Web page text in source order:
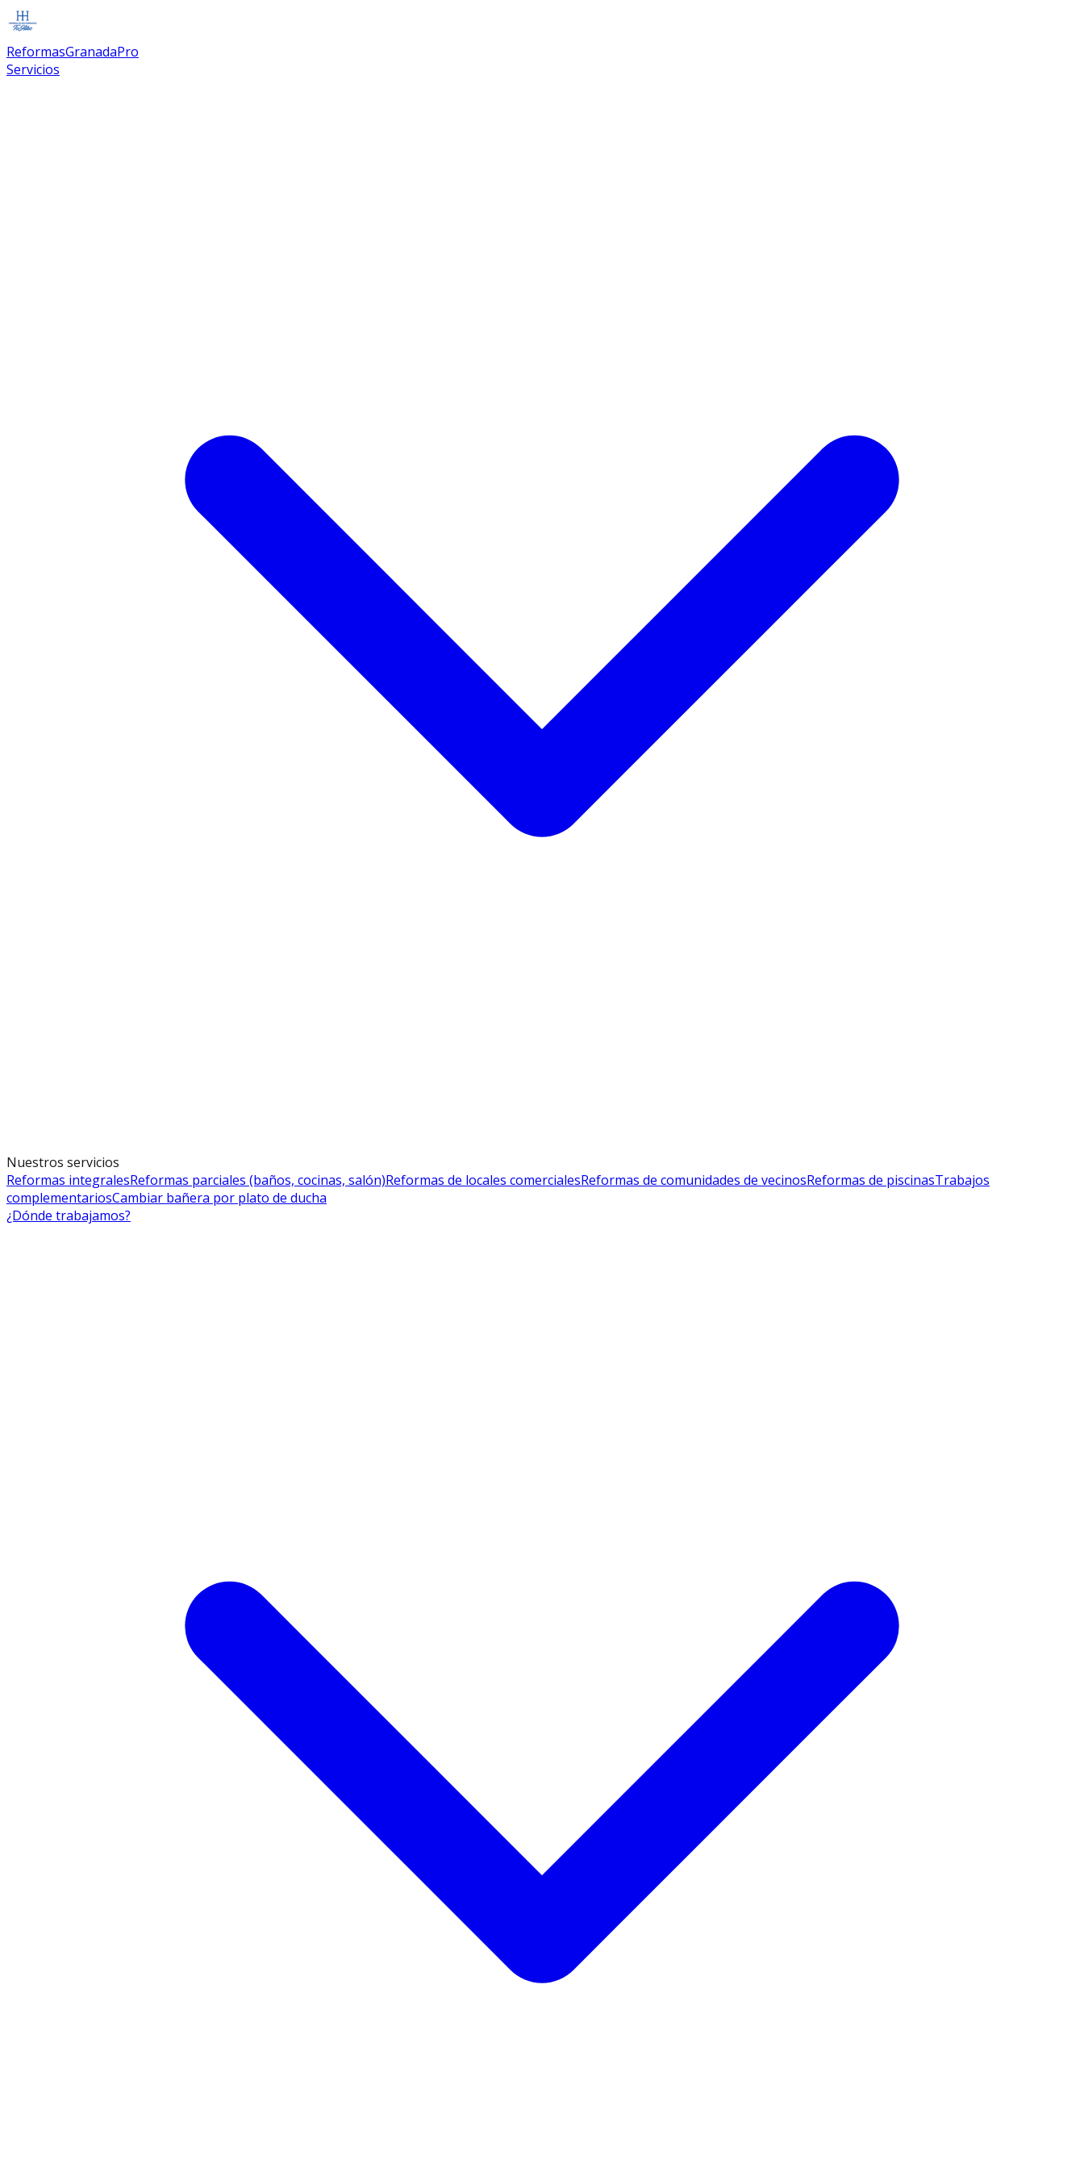
ReformasGranadaPro
Servicios
Nuestros servicios
Reformas integralesReformas parciales (baños, cocinas, salón)Reformas de locales comercialesReformas de comunidades de vecinosReformas de piscinasTrabajos
complementariosCambiar bañera por plato de ducha
¿Dónde trabajamos?